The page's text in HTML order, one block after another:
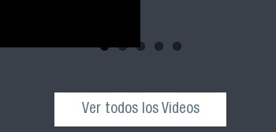
Ver todos los Videos